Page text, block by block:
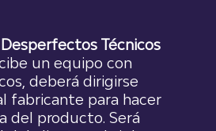
Técnicos
un equipo con
deberá dirigirse
fabricante para hacer
del producto. Será